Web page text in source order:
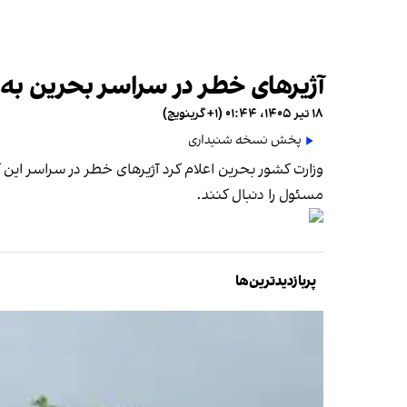
آژیرهای خطر در سراسر بحرین
۱۸ تیر ۱۴۰۵، ۰۱:۴۴ (‎+۱ گرینویچ)
پخش نسخه شنیداری
وزارت کشور بحرین اعلام کرد آژیرهای خطر در سراسر
مسئول را دنبال کنند.
پربازدیدترین‌ها